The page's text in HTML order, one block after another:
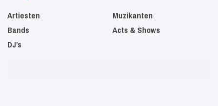
Artiesten
Bands
DJ’s
Muzikanten
Acts & Shows